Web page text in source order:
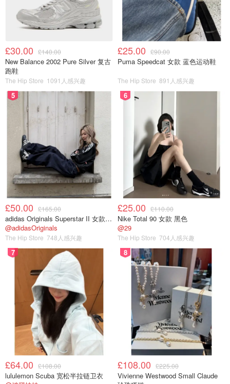
🌟🌟最内向ip Hirono小野
小野跟他的创作者一样，是一个内向的孩子，不爱社交，有
点i人气质。他不是最美的，也不是最萌的，但是他是那种
忧郁中中带着点倔强，给人以无声的力量的感觉。
£30.00 £140.00
New Balance 2002 Pure Silver 复古
跑鞋
The Hip Store 1091人感兴趣
£25.00 £90.00
Puma Speedcat 女款 蓝色运动鞋
The Hip Store 891人感兴趣
5
£50.00 £165.00
adidas Originals Superstar II 女款串珠休闲鞋 黑色
@adidasOriginals
The Hip Store 748人感兴趣
6
£25.00 £110.00
Nike Total 90 女款 黑色
@29
The Hip Store 704人感兴趣
7
£64.00 £108.00
lululemon Scuba 宽松半拉链卫衣
8
£108.00 £225.00
Vivienne Westwood Small Claude